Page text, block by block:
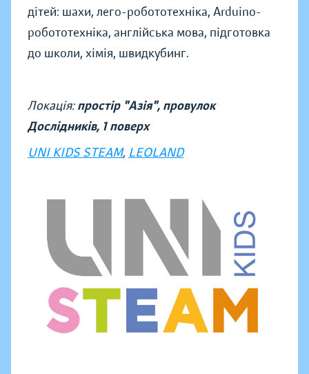
дітей: шахи, лего-робототехніка, Arduino-
робототехніка, англійська мова, підготовка
до школи, хімія, швидкубинг.
Локація:простір "Азія", провулок
Дослідників, 1 поверх
UNI KIDS STEAM, LEOLAND